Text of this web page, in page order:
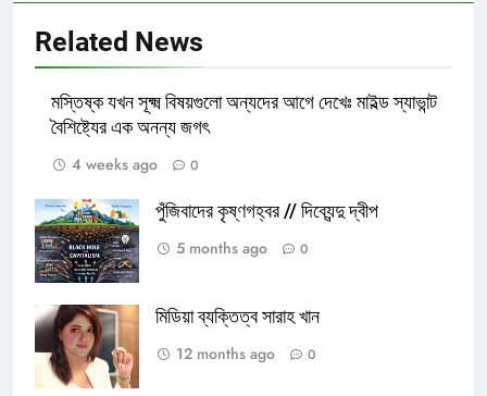
Related News
মস্তিষ্ক যখন সূক্ষ্ম বিষয়গুলো অন্যদের আগে দেখেঃ মাইল্ড স্যাভান্ট
বৈশিষ্ট্যের এক অনন্য জগৎ
4 weeks ago
0
পুঁজিবাদের কৃষ্ণগহ্বর // দিব্যেন্দু দ্বীপ
5 months ago
0
মিডিয়া ব্যক্তিত্ব সারাহ খান
12 months ago
0